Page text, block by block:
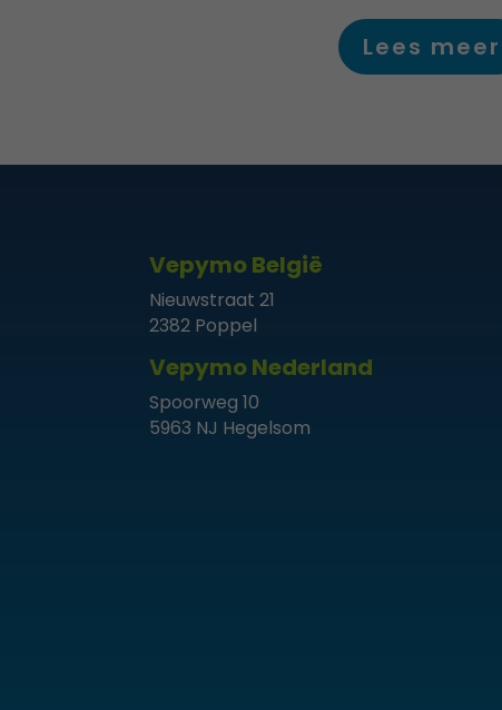
Lees meer
Vepymo België
Nieuwstraat 21
2382 Poppel
Vepymo Nederland
Spoorweg 10
5963 NJ Hegelsom